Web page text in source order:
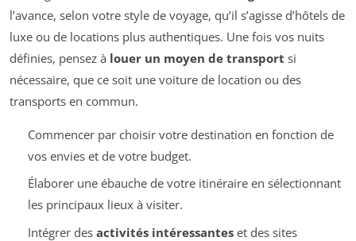
l’avance, selon votre style de voyage, qu’il s’agisse d’hôtels de
luxe ou de locations plus authentiques. Une fois vos nuits
définies, pensez à louer un moyen de transport si
nécessaire, que ce soit une voiture de location ou des
transports en commun.
Commencer par choisir votre destination en fonction de
vos envies et de votre budget.
Élaborer une ébauche de votre itinéraire en sélectionnant
les principaux lieux à visiter.
Intégrer des activités intéressanteset des sites